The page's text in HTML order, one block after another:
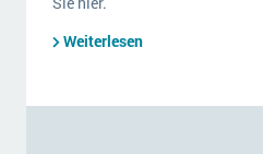
Weiterlesen